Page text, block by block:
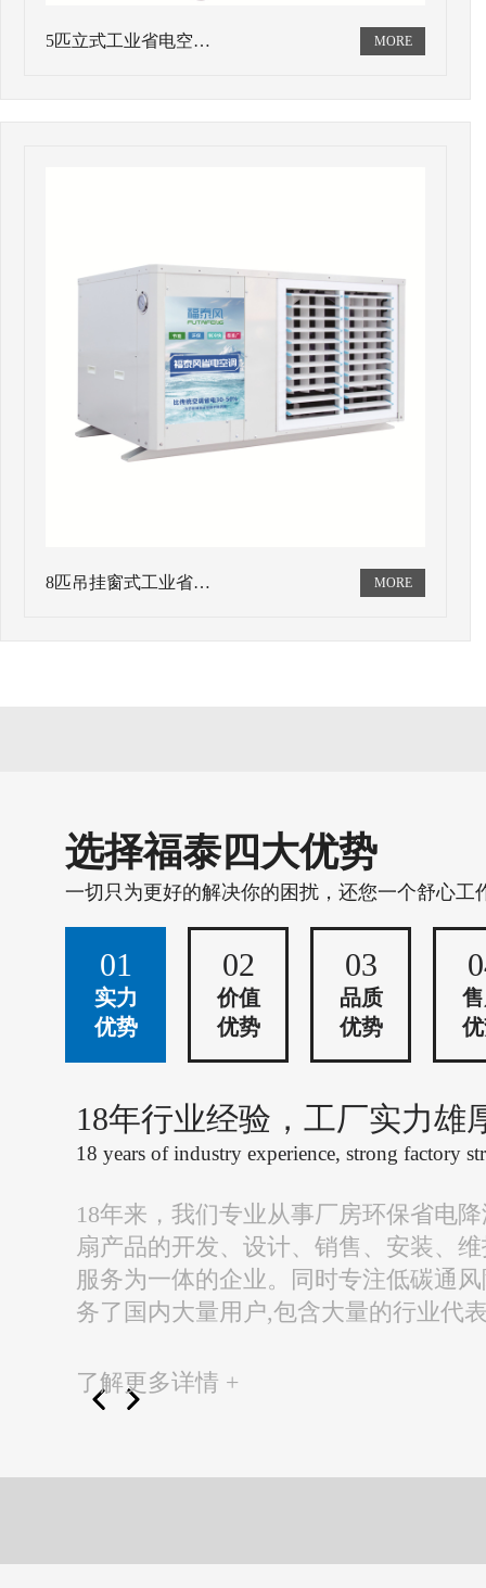
5匹立式工业省电空…
8匹吊挂窗式工业省…
选择福泰四大优势
一切只为更好的解决你的困扰，还您一个舒心工
01
实力
优势
02
价值
优势
03
品质
优势
18年行业经验，工厂实力雄
18 years of industry experience, strong factory
18年来，我们专业从事厂房环保省电
扇产品的开发、设计、销售、安装、
服务为一体的企业。同时专注低碳通
务了国内大量用户,包含大量的行业代
了解更多详情 +